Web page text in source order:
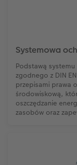
Systemowa
Podstawą
zgodnego z DIN
przepisami prawa
środowiskową,
oszczędzanie
zasobów oraz